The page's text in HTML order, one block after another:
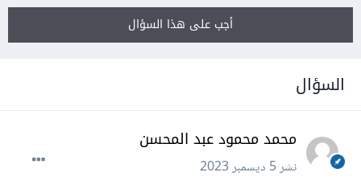
أجب على هذا السؤال
السؤال
محمد محمود عبد المحسن
نشر5 ديسمبر 2023